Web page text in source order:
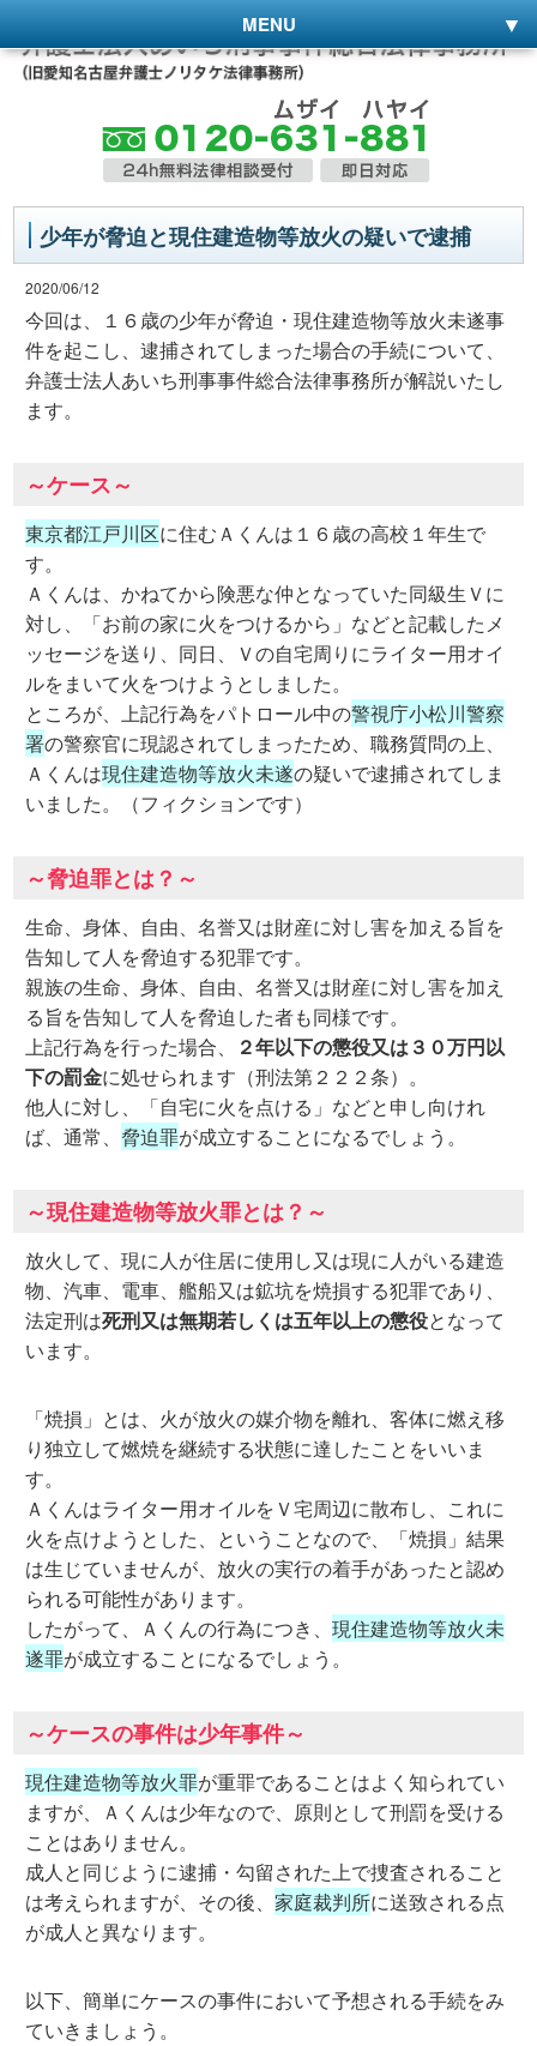
MENU
少年が脅迫と現住建造物等放火の疑いで逮捕
2020/06/12
今回は、１６歳の少年が脅迫・現住建造物等放火未遂事
件を起こし、逮捕されてしまった場合の手続について、
弁護士法人あいち刑事事件総合法律事務所が解説いたし
ます。
～ケース～
東京都江戸川区に住むＡくんは１６歳の高校１年生で
す。
Ａくんは、かねてから険悪な仲となっていた同級生Ｖに
対し、「お前の家に火をつけるから」などと記載したメ
ッセージを送り、同日、Ｖの自宅周りにライター用オイ
ルをまいて火をつけようとしました。
ところが、上記行為をパトロール中の警視庁小松川警察
署の警察官に現認されてしまったため、職務質問の上、
Ａくんは現住建造物等放火未遂の疑いで逮捕されてしま
いました。（フィクションです）
～脅迫罪とは？～
生命、身体、自由、名誉又は財産に対し害を加える旨を
告知して人を脅迫する犯罪です。
親族の生命、身体、自由、名誉又は財産に対し害を加え
る旨を告知して人を脅迫した者も同様です。
上記行為を行った場合、
２年以下の懲役又は３０万円以
下の罰金に処せられます（刑法第２２２条）。
他人に対し、「自宅に火を点ける」などと申し向けれ
ば、通常、 脅迫罪が成立することになるでしょう。
～現住建造物等放火罪とは？～
放火して、現に人が住居に使用し又は現に人がいる建造
物、汽車、電車、艦船又は鉱坑を焼損する犯罪であり、
法定刑は死刑又は無期若しくは五年以上の懲役となって
います。
「焼損」とは、火が放火の媒介物を離れ、客体に燃え移
り独立して燃焼を継続する状態に達したことをいいま
す。
Ａくんはライター用オイルをＶ宅周辺に散布し、これに
火を点けようとした、ということなので、「焼損」結果
は生じていませんが、放火の実行の着手があったと認め
られる可能性があります。
したがって、Ａくんの行為につき、現住建造物等放火未
遂罪が成立することになるでしょう。
～ケースの事件は少年事件～
現住建造物等放火罪が重罪であることはよく知られてい
ますが、Ａくんは少年なので、原則として刑罰を受ける
ことはありません。
成人と同じように逮捕・勾留された上で捜査されること
は考えられますが、その後、家庭裁判所に送致される点
が成人と異なります。
以下、簡単にケースの事件において予想される手続をみ
ていきましょう。